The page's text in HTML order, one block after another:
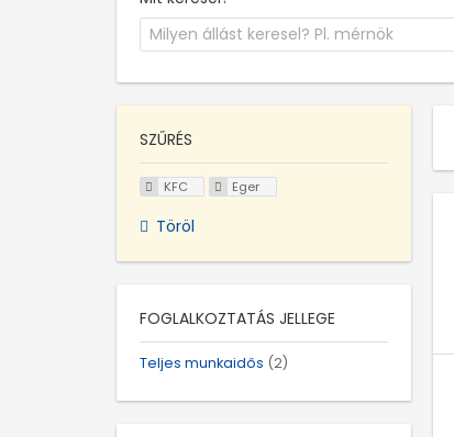
SZŰRÉS
KFC Eger
Töröl
FOGLALKOZTATÁS JELLEGE
Teljes munkaidős (2)